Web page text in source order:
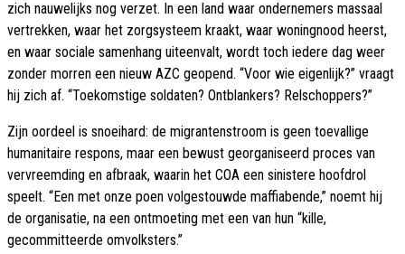
zich nauwelijks nog verzet. In een land waar ondernemers massaal
vertrekken, waar het zorgsysteem kraakt, waar woningnood heerst,
en waar sociale samenhang uiteenvalt, wordt toch iedere dag weer
zonder morren een nieuw AZC geopend. “Voor wie eigenlijk?” vraagt
hij zich af. “Toekomstige soldaten? Ontblankers? Relschoppers?”
Zijn oordeel is snoeihard: de migrantenstroom is geen toevallige
humanitaire respons, maar een bewust georganiseerd proces van
vervreemding en afbraak, waarin het COA een sinistere hoofdrol
speelt. “Een met onze poen volgestouwde maffiabende,” noemt hij
de organisatie, na een ontmoeting met een van hun “kille,
gecommitteerde omvolksters.”